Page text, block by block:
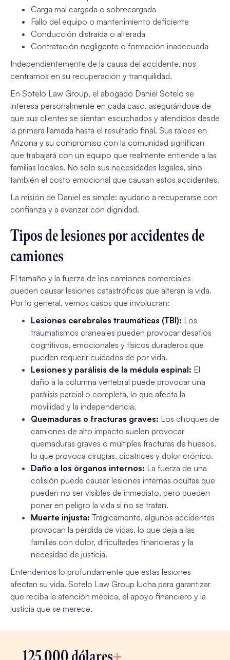
Carga mal cargada o sobrecargada
Fallo del equipo o mantenimiento deficiente
Conducción distraída o alterada
Contratación negligente o formación inadecuada
Independientemente de la causa del accidente, nos
centramos en su recuperación y tranquilidad.
En Sotelo Law Group, el abogado Daniel Sotelo se
interesa personalmente en cada caso, asegurándose de
que sus clientes se sientan escuchados y atendidos desde
la primera llamada hasta el resultado final. Sus raíces en
Arizona y su compromiso con la comunidad significan
que trabajará con un equipo que realmente entiende a las
familias locales. No solo sus necesidades legales, sino
también el costo emocional que causan estos accidentes.
La misión de Daniel es simple: ayudarlo a recuperarse con
confianza y a avanzar con dignidad.
Tipos de lesiones por accidentes de
camiones
El tamaño y la fuerza de los camiones comerciales
pueden causar lesiones catastróficas que alteran la vida.
Por lo general, vemos casos que involucran:
Lesiones cerebrales traumáticas (TBI): Los
traumatismos craneales pueden provocar desafíos
cognitivos, emocionales y físicos duraderos que
pueden requerir cuidados de por vida.
Lesiones y parálisis de la médula espinal: El
daño a la columna vertebral puede provocar una
parálisis parcial o completa, lo que afecta la
movilidad y la independencia.
Quemaduras o fracturas graves: Los choques de
camiones de alto impacto suelen provocar
quemaduras graves o múltiples fracturas de huesos,
lo que provoca cirugías, cicatrices y dolor crónico.
Daño a los órganos internos: La fuerza de una
colisión puede causar lesiones internas ocultas que
pueden no ser visibles de inmediato, pero pueden
poner en peligro la vida si no se tratan.
Muerte injusta: Trágicamente, algunos accidentes
provocan la pérdida de vidas, lo que deja a las
familias con dolor, dificultades financieras y la
necesidad de justicia.
Entendemos lo profundamente que estas lesiones
afectan su vida. Sotelo Law Group lucha para garantizar
que reciba la atención médica, el apoyo financiero y la
justicia que se merece.